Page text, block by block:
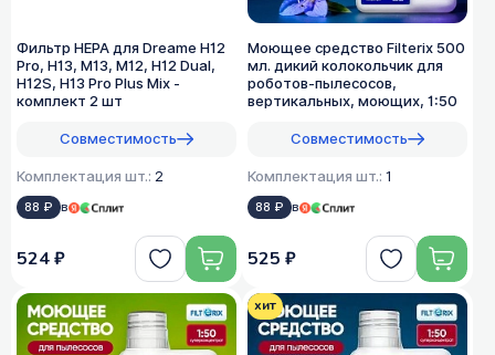
Фильтр HEPA для Dreame H12
Pro, H13, M13, M12, H12 Dual,
H12S, H13 Pro Plus Mix -
комплект 2 шт
Совместимость
Комплектация шт.: 2
88 ₽ в
524 ₽
Моющее средство Filterix 500
мл. дикий колокольчик для
роботов-пылесосов,
вертикальных, моющих, 1:50
Совместимость
Комплектация шт.: 1
88 ₽ в
525 ₽
хит